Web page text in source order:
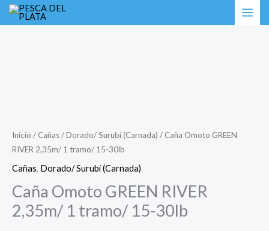
al
Inicio / Cañas/Dorado/ Surubí (Carnada) / Caña Omoto GREEN
RIVER 2,35m/ 1 tramo/ 15-30lb
Cañas, Dorado/ Surubí (Carnada)
Caña Omoto GREEN RIVER
2,35m/ 1 tramo/ 15-30lb
Caña
15-
30lb
cantidad